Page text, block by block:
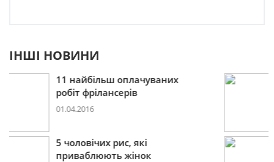
ІНШІ НОВИНИ
Пошукова строка зникне
до 2027
10 лайфхаків: як легко
прокидатися вранці